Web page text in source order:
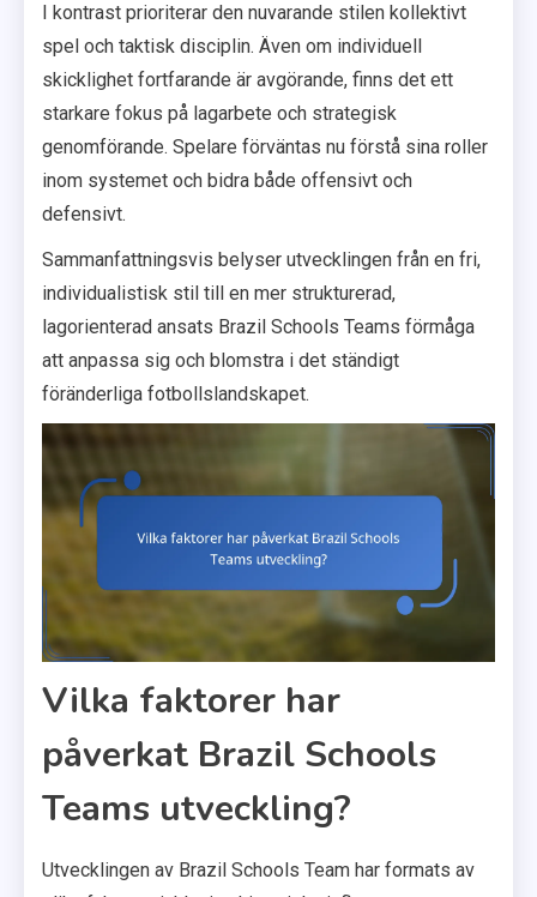
I kontrast prioriterar den nuvarande stilen kollektivt
spel och taktisk disciplin. Även om individuell
skicklighet fortfarande är avgörande, finns det ett
starkare fokus på lagarbete och strategisk
genomförande. Spelare förväntas nu förstå sina roller
inom systemet och bidra både offensivt och
defensivt.
Sammanfattningsvis belyser utvecklingen från en fri,
individualistisk stil till en mer strukturerad,
lagorienterad ansats Brazil Schools Teams förmåga
att anpassa sig och blomstra i det ständigt
föränderliga fotbollslandskapet.
Vilka faktorer har
påverkat Brazil Schools
Teams utveckling?
Utvecklingen av Brazil Schools Team har formats av